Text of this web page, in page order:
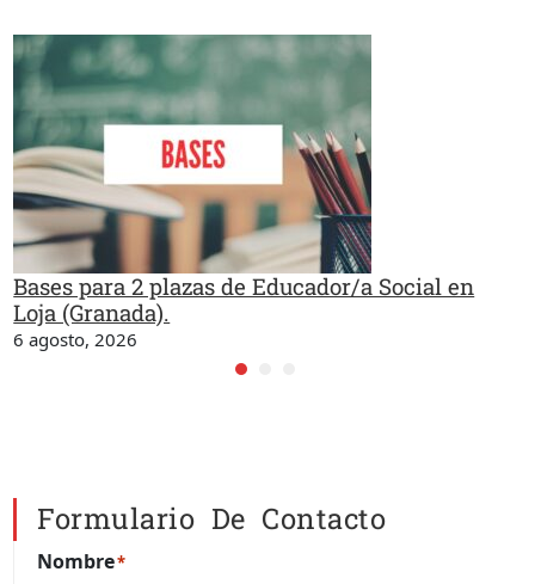
Bases para 2 plazas de Educador/a Social en
Loja (Granada).
6 agosto, 2026
Formulario De Contacto
Nombre*